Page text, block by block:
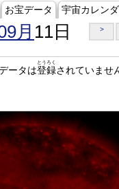
お宝データ 宇宙カレン
月 11日 >
ータは登録
とうろく
されていませ